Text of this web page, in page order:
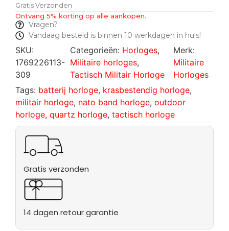
Gratis Verzonden
Ontvang 5% korting op alle aankopen.
Vragen?
Vandaag besteld is binnen 10 werkdagen in huis!
SKU:
1769226113-
309
Categorieën: Horloges,
Militaire horloges,
Tactisch Militair Horloge
Merk:
Militaire
Horloges
Tags: batterij horloge, krasbestendig horloge,
militair horloge, nato band horloge, outdoor
horloge, quartz horloge, tactisch horloge
Gratis verzonden
14 dagen retour garantie